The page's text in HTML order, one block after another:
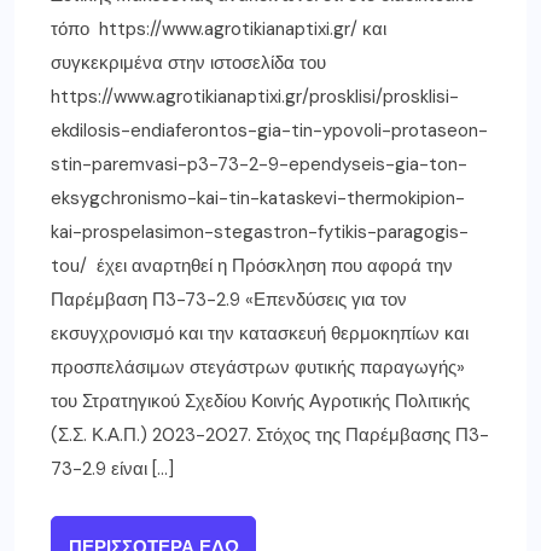
τόπο https://www.agrotikianaptixi.gr/ και
συγκεκριμένα στην ιστοσελίδα του
https://www.agrotikianaptixi.gr/prosklisi/prosklisi-
ekdilosis-endiaferontos-gia-tin-ypovoli-protaseon-
stin-paremvasi-p3-73-2-9-ependyseis-gia-ton-
eksygchronismo-kai-tin-kataskevi-thermokipion-
kai-prospelasimon-stegastron-fytikis-paragogis-
tou/ έχει αναρτηθεί η Πρόσκληση που αφορά την
Παρέμβαση Π3-73-2.9 «Επενδύσεις για τον
εκσυγχρονισμό και την κατασκευή θερμοκηπίων και
προσπελάσιμων στεγάστρων φυτικής παραγωγής»
του Στρατηγικού Σχεδίου Κοινής Αγροτικής Πολιτικής
(Σ.Σ. Κ.Α.Π.) 2023-2027. Στόχος της Παρέμβασης Π3-
73-2.9 είναι […]